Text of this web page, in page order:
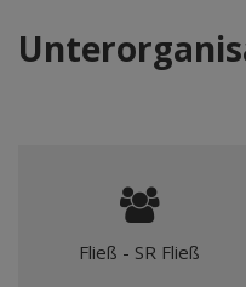
Fließ - SR Fließ